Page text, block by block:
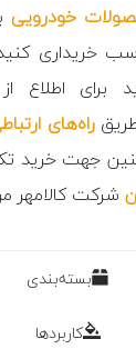
خودرویی
خریداری
برای اطلاع
راه‌های
جهت خرید
شرکت کالامهر
بسته‌بندی
کاربردها